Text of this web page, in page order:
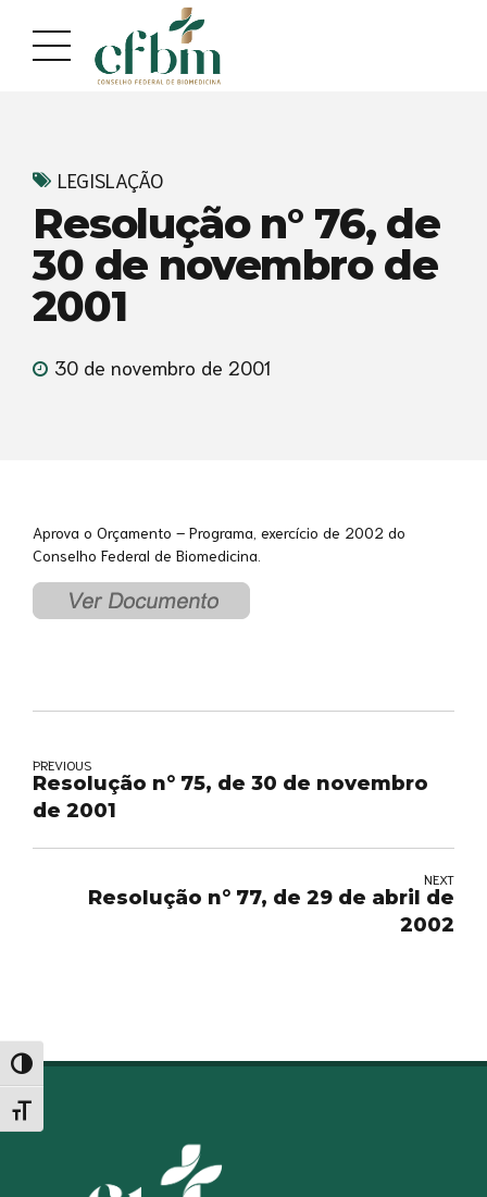
conteúdo
navegação
Alternar alto contraste
Alternar tamanho da fonte
LEGISLAÇÃO
Resolução n° 76, de
30 de novembro de
2001
30 de novembro de 2001
Aprova o Orçamento – Programa, exercício de 2002 do
Conselho Federal de Biomedicina.
PREVIOUS
Resolução n° 75, de 30 de novembro
de 2001
NEXT
Resolução n° 77, de 29 de abril de
2002